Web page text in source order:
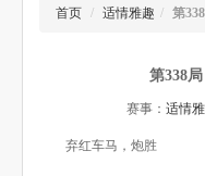
大师对局
首页 / 适情雅趣 / 第
第338
赛事： 适情
弃红车马，炮胜